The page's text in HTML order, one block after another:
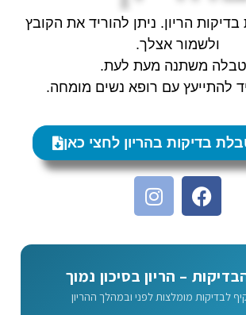
הריון. ניתן להוריד את הקובץ
ולשמור אצלך.
משתנה מעת לעת.
להתייעץ עם רופא נשים מומחה.
בדיקות בהריון לחצי כאן
– הריון בסיכון נמוך
לבדיקות מומלצות לפני ובמהלך ההריון